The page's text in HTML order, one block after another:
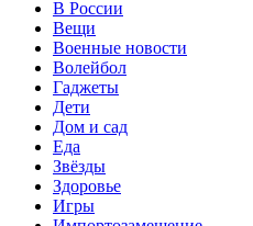
В России
Вещи
Военные новости
Волейбол
Гаджеты
Дети
Дом и сад
Еда
Звёзды
Здоровье
Игры